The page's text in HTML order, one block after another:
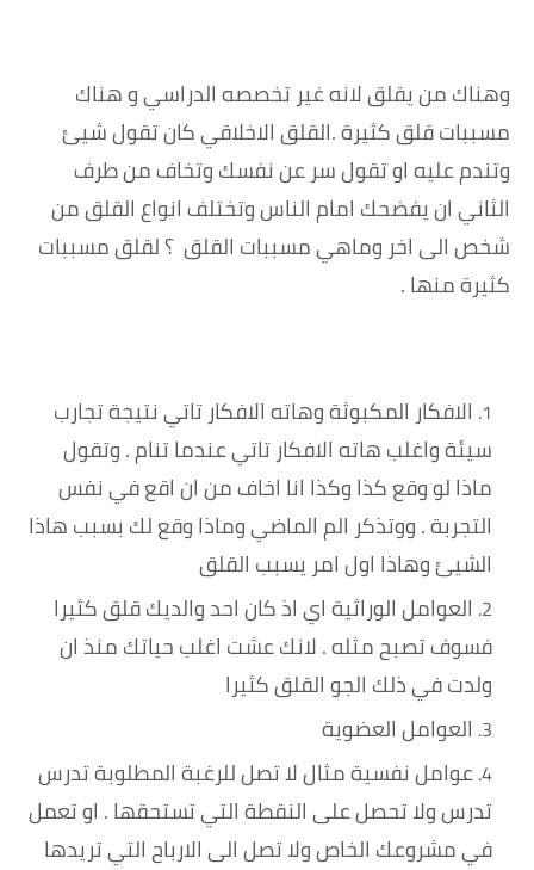
وهناك من يقلق لانه غير تخصصه الدراسي و هناك
مسببات قلق كثيرة .القلق الاخلاقي كان تقول شيئ
وتندم عليه او تقول سر عن نفسك وتخاف من طرف
الثاني ان يفضحك امام الناس وتختلف انواع القلق من
شخص الى اخر وماهي مسببات القلق ؟ لقلق مسببات
كثيرة منها .
الافكار المكبوثة وهاته الافكار تاتي نتيجة تجارب
سيئة واغلب هاته الافكار تاتي عندما تنام . وتقول
ماذا لو وقع كذا وكذا انا اخاف من ان اقع في نفس
التجربة . ووتذكر الم الماضي وماذا وقع لك بسبب هاذا
الشيئ وهاذا اول امر يسبب القلق
العوامل الوراثية اي اذ كان احد والديك قلق كثيرا
فسوف تصبح مثله . لانك عشت اغلب حياتك منذ ان
ولدت في ذلك الجو القلق كثيرا
العوامل العضوية
عوامل نفسية مثال لا تصل للرغبة المطلوبة تدرس
تدرس ولا تحصل على النقطة التي تستحقها . او تعمل
في مشروعك الخاص ولا تصل الى الارباح التي تريدها